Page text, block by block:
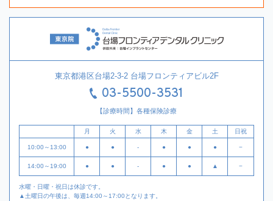
東京都港区台場2-3-2 台場フロンティアビル2F
03-5500-3531
【診療時間】各種保険診療
月 火 水 木 金 土 日祝
10:00～13:00 ● ● - ● ● ● −
14:00～19:00 ● ● - ● ● ▲ −
水曜・日曜・祝日は休診です。
▲土曜日の午後は、毎週14:00～17:00となります。